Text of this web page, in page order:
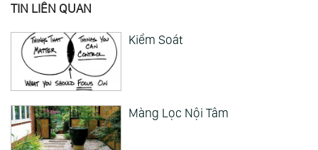
TIN LIÊN QUAN
Kiểm Soát
Màng Lọc Nội Tâm